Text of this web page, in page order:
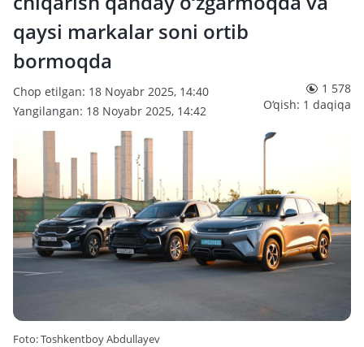
qaysi markalar soni ortib
bormoqda
Chop etilgan: 18 Noyabr 2025, 14:40
Yangilangan: 18 Noyabr 2025, 14:42
1 578
O‘qish: 1 daqiqa
Foto: Toshkentboy Abdullayev